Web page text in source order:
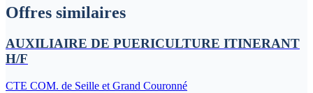
Offres similaires
AUXILIAIRE DE PUERICULTURE ITINERANT
H/F
CTE COM. de Seille et Grand Couronné